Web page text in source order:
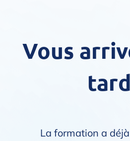
Vous
La formation a